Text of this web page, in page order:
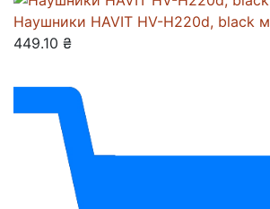
Наушники HAVIT HV-H220d, black
449.10 ₴